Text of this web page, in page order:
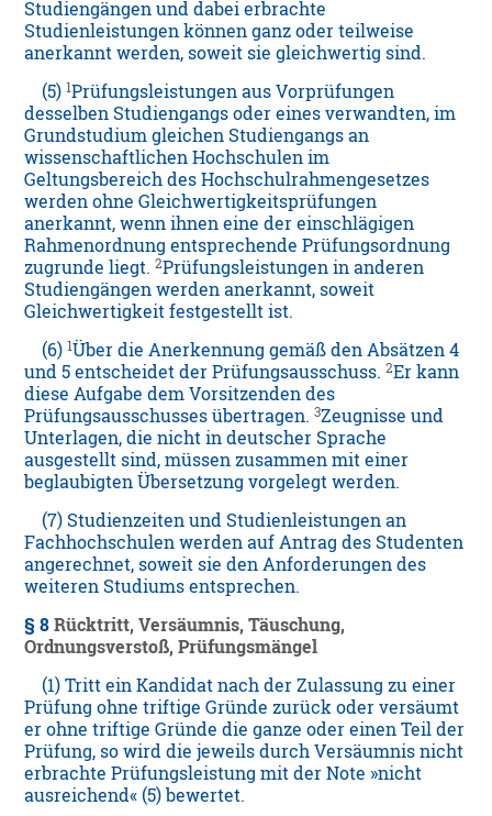
Studiengängen und dabei erbrachte
Studienleistungen können ganz oder teilweise
anerkannt werden, soweit sie gleichwertig sind.
(5)1Prüfungsleistungen aus Vorprüfungen
desselben Studiengangs oder eines verwandten, im
Grundstudium gleichen Studiengangs an
wissenschaftlichen Hochschulen im
Geltungsbereich des Hochschulrahmengesetzes
werden ohne Gleichwertigkeitsprüfungen
anerkannt, wenn ihnen eine der einschlägigen
Rahmenordnung entsprechende Prüfungsordnung
zugrunde liegt.2Prüfungsleistungen in anderen
Studiengängen werden anerkannt, soweit
Gleichwertigkeit festgestellt ist.
(6)1Über die Anerkennung gemäß den Absätzen 4
und 5 entscheidet der Prüfungsausschuss.2Er kann
diese Aufgabe dem Vorsitzenden des
Prüfungsausschusses übertragen.3Zeugnisse und
Unterlagen, die nicht in deutscher Sprache
ausgestellt sind, müssen zusammen mit einer
beglaubigten Übersetzung vorgelegt werden.
(7) Studienzeiten und Studienleistungen an
Fachhochschulen werden auf Antrag des Studenten
angerechnet, soweit sie den Anforderungen des
weiteren Studiums entsprechen.
§ 8 Rücktritt, Versäumnis, Täuschung,
Ordnungsverstoß, Prüfungsmängel
(1) Tritt ein Kandidat nach der Zulassung zu einer
Prüfung ohne triftige Gründe zurück oder versäumt
er ohne triftige Gründe die ganze oder einen Teil der
Prüfung, so wird die jeweils durch Versäumnis nicht
erbrachte Prüfungsleistung mit der Note »nicht
ausreichend« (5) bewertet.